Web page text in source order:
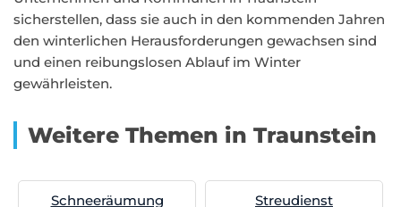
sicherstellen, dass sie auch in den kommenden Jahren
den winterlichen Herausforderungen gewachsen sind
und einen reibungslosen Ablauf im Winter
gewährleisten.
Weitere Themen in Traunstein
Schneeräumung Streudienst